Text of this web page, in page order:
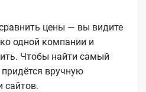
цены — вы видите
одной компании и
Чтобы найти самый
вручную
сайтов.